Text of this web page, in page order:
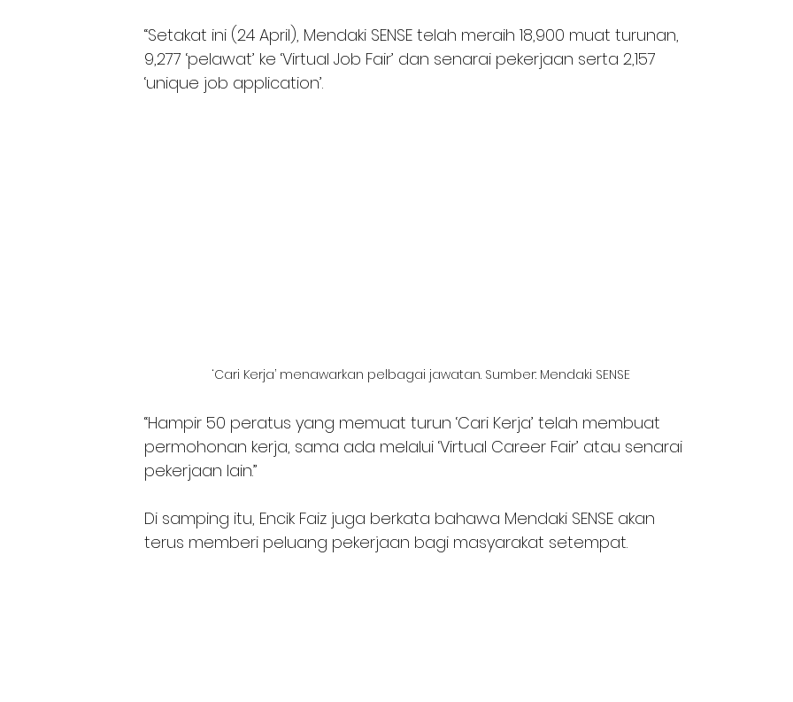
“Setakat ini (24 April), Mendaki SENSE telah meraih 18,900 muat turunan,
9,277 ‘pelawat’ ke ‘Virtual Job Fair’ dan senarai pekerjaan serta 2,157
‘unique job application’.
‘Cari Kerja’ menawarkan pelbagai jawatan. Sumber: Mendaki SENSE
“Hampir 50 peratus yang memuat turun ‘Cari Kerja’ telah membuat
permohonan kerja, sama ada melalui ‘Virtual Career Fair’ atau senarai
pekerjaan lain.”
Di samping itu, Encik Faiz juga berkata bahawa Mendaki SENSE akan
terus memberi peluang pekerjaan bagi masyarakat setempat.